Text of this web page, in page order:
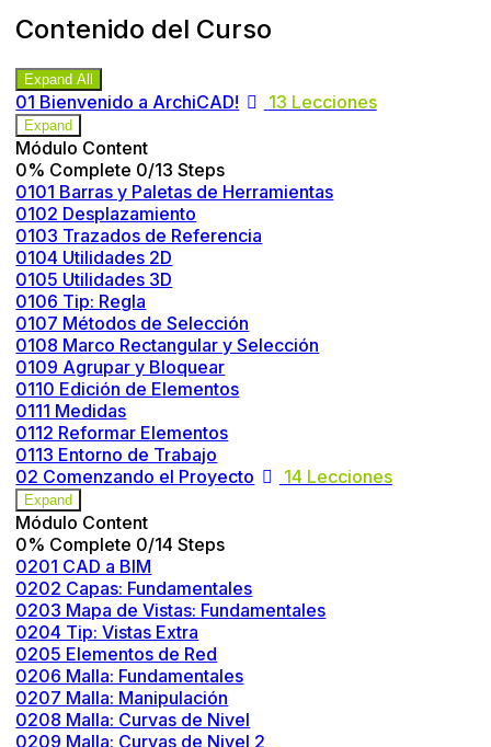
Contenido del Curso
Expand All
Módulos
01 Bienvenido a ArchiCAD! 13 Lecciones
Expand
Módulo Content
0% Complete 0/13 Steps
0101 Barras y Paletas de Herramientas
0102 Desplazamiento
0103 Trazados de Referencia
0104 Utilidades 2D
0105 Utilidades 3D
0106 Tip: Regla
0107 Métodos de Selección
0108 Marco Rectangular y Selección
0109 Agrupar y Bloquear
0110 Edición de Elementos
0111 Medidas
0112 Reformar Elementos
0113 Entorno de Trabajo
02 Comenzando el Proyecto
14 Lecciones
Expand
Módulo Content
0% Complete 0/14 Steps
0201 CAD a BIM
0202 Capas: Fundamentales
0203 Mapa de Vistas: Fundamentales
0204 Tip: Vistas Extra
0205 Elementos de Red
0206 Malla: Fundamentales
0207 Malla: Manipulación
0208 Malla: Curvas de Nivel
0209 Malla: Curvas de Nivel 2